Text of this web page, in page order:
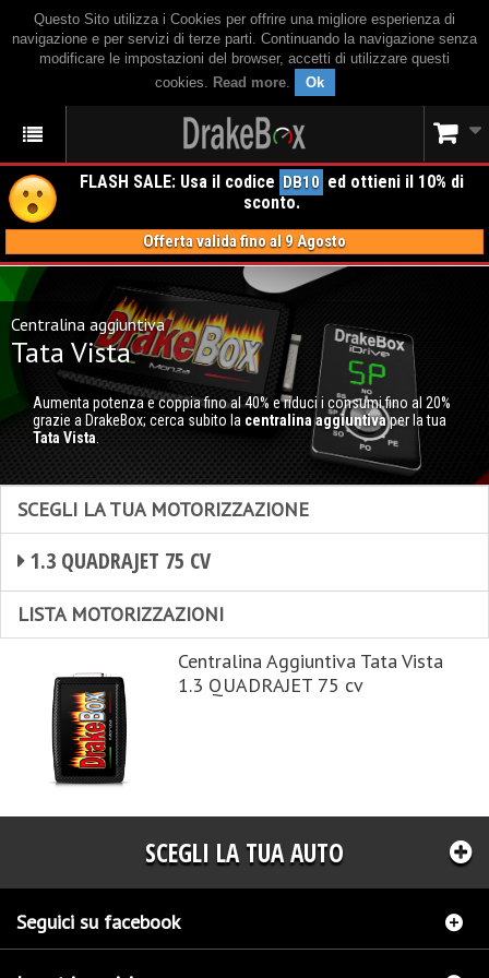
Questo Sito utilizza i Cookies per offrire una migliore esperienza di
navigazione e per servizi di terze parti. Continuando la navigazione senza
modificare le impostazioni del browser, accetti di utilizzare questi
cookies. Read more. Ok
FLASH SALE: Usa il codice DB10 ed ottieni il 10% di
sconto.
Offerta valida fino al 9 Agosto
Centralina aggiuntiva
Tata Vista
Aumenta potenza e coppia fino al 40% e riduci i consumi fino al 20%
grazie a DrakeBox; cerca subito la centralina aggiuntivaper la tua
Tata Vista
SCEGLI LA TUA MOTORIZZAZIONE
1.3 QUADRAJET 75 CV
LISTA MOTORIZZAZIONI
Centralina Aggiuntiva Tata Vista
1.3 QUADRAJET 75 cv
SCEGLI LA TUA AUTO
Seguici su facebook